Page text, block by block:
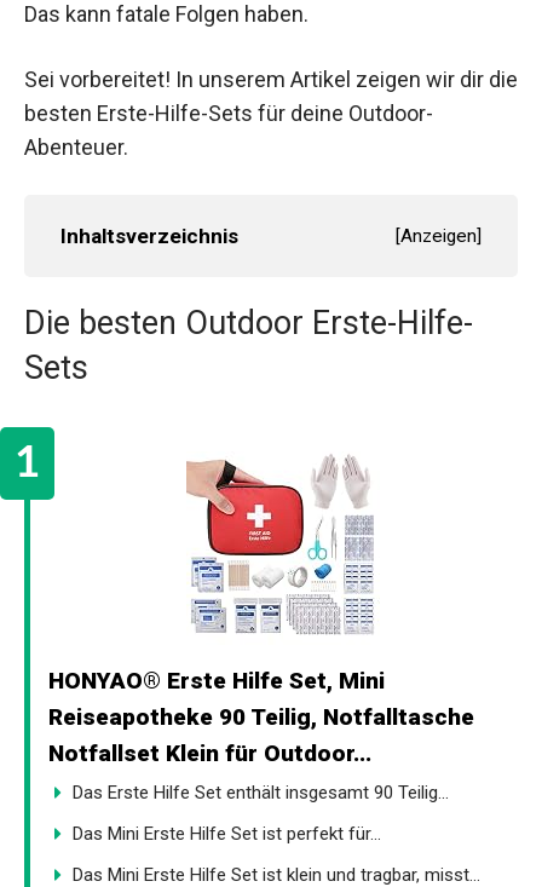
Das kann fatale Folgen haben.
Sei vorbereitet! In unserem Artikel zeigen wir dir die
besten Erste-Hilfe-Sets für deine Outdoor-
Abenteuer.
Inhaltsverzeichnis [Anzeigen]
Die besten Outdoor Erste-Hilfe-
Sets
HONYAO® Erste Hilfe Set, Mini
Reiseapotheke 90 Teilig, Notfalltasche
Notfallset Klein für Outdoor...
Das Erste Hilfe Set enthält insgesamt 90 Teilig...
Das Mini Erste Hilfe Set ist perfekt für...
Das Mini Erste Hilfe Set ist klein und tragbar, misst...